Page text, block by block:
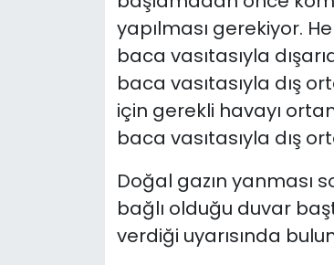
yapılması gerekiyor.
baca vasıtasıyla
baca vasıtasıyla dış
için gerekli havayı
baca vasıtasıyla dış
Doğal gazın yanması
bağlı olduğu duvar
verdiği uyarısında